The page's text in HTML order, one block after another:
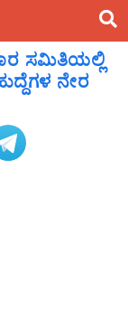
ಸಮಿತಿಯಲ್ಲಿ
ನೇರ